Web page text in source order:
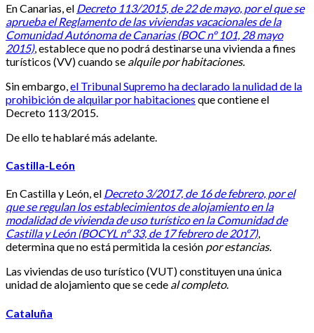
En Canarias, el Decreto 113/2015, de 22 de mayo, por el que se
aprueba el Reglamento de las viviendas vacacionales de la
Comunidad Autónoma de Canarias (BOC nº 101, 28 mayo
2015), establece que no podrá destinarse una vivienda a fines
turísticos (VV) cuando se alquile por habitaciones.
Sin embargo,el Tribunal Supremo ha declarado la nulidad de la
prohibición de alquilar por habitaciones que contiene el
Decreto 113/2015.
De ello te hablaré más adelante.
Castilla-León
En Castilla y León, el Decreto 3/2017, de 16 de febrero, por el
que se regulan los establecimientos de alojamiento en la
modalidad de vivienda de uso turístico en la Comunidad de
Castilla y León (BOCYL nº 33, de 17 febrero de 2017),
determina que no está permitida la cesión por estancias.
Las viviendas de uso turístico (VUT) constituyen una única
unidad de alojamiento que se cede al completo.
Cataluña